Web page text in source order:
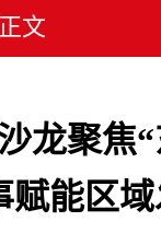
正文
龙聚焦
赋能区